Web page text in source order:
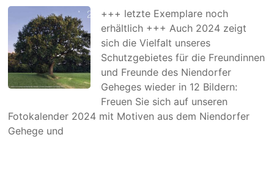
+++ letzte Exemplare noch
erhältlich +++ Auch 2024 zeigt
sich die Vielfalt unseres
Schutzgebietes für die Freundinnen
und Freunde des Niendorfer
Geheges wieder in 12 Bildern:
Freuen Sie sich auf unseren
Fotokalender 2024 mit Motiven aus dem Niendorfer
Gehege und